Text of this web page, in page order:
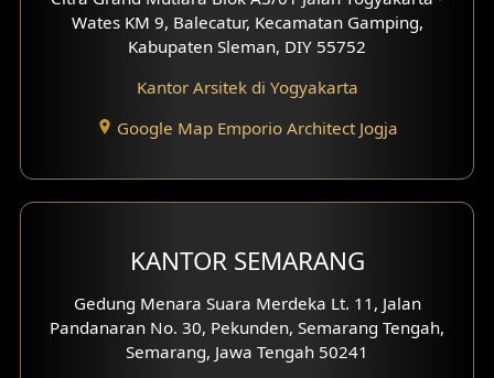
Desain Rumah Scandinavian
Desain Rumah Tradisional
Desain Rumah Santorini
Desain Balkon
Desain Kanopi
Wates KM 9, Balecatur, Kecamatan Gamping,
Kabupaten Sleman, DIY 55752
Kantor Arsitek di Yogyakarta
Google Map Emporio Architect Jogja
KANTOR SEMARANG
Gedung Menara Suara Merdeka Lt. 11, Jalan
Pandanaran No. 30, Pekunden, Semarang Tengah,
Semarang, Jawa Tengah 50241